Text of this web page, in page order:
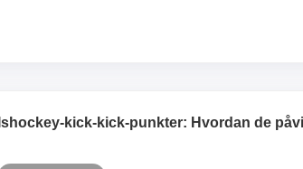
Ishockey-kick-kick-punkter: Hvordan de